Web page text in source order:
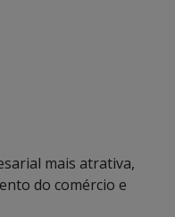
mais atrativa,
do comércio e